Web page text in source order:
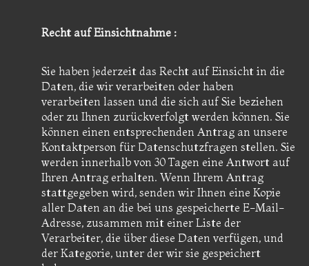
Recht auf Einsichtnahme :
Sie haben jederzeit das Recht auf Einsicht in die
Daten, die wir verarbeiten oder haben
verarbeiten lassen und die sich auf Sie beziehen
oder zu Ihnen zurückverfolgt werden können. Sie
können einen entsprechenden Antrag an unsere
Kontaktperson für Datenschutzfragen stellen. Sie
werden innerhalb von 30 Tagen eine Antwort auf
Ihren Antrag erhalten. Wenn Ihrem Antrag
stattgegeben wird, senden wir Ihnen eine Kopie
aller Daten an die bei uns gespeicherte E-Mail-
Adresse, zusammen mit einer Liste der
Verarbeiter, die über diese Daten verfügen, und
der Kategorie, unter der wir sie gespeichert